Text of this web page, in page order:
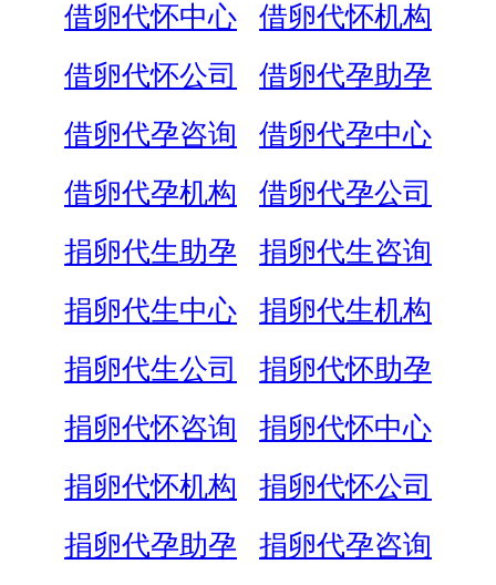
借卵代怀中心
借卵代怀机构
借卵代怀公司
借卵代孕助孕
借卵代孕咨询
借卵代孕中心
借卵代孕机构
借卵代孕公司
捐卵代生助孕
捐卵代生咨询
捐卵代生中心
捐卵代生机构
捐卵代生公司
捐卵代怀助孕
捐卵代怀咨询
捐卵代怀中心
捐卵代怀机构
捐卵代怀公司
捐卵代孕助孕
捐卵代孕咨询